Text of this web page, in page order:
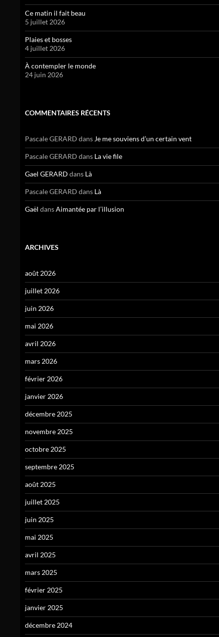
Ce matin il fait beau
5 juillet 2026
Plaies et bosses
4 juillet 2026
À contempler le monde
24 juin 2026
COMMENTAIRES RÉCENTS
Pascale GERARD dansJe me souviens d’un certain vent
Pascale GERARD dans La vie file
Gael GERARD dans Là
Pascale GERARD dans Là
Gaël dansAimantée par l’illusion
ARCHIVES
août 2026
juillet 2026
juin 2026
mai 2026
avril 2026
mars 2026
février 2026
janvier 2026
décembre 2025
novembre 2025
octobre 2025
septembre 2025
août 2025
juillet 2025
juin 2025
mai 2025
avril 2025
mars 2025
février 2025
janvier 2025
décembre 2024